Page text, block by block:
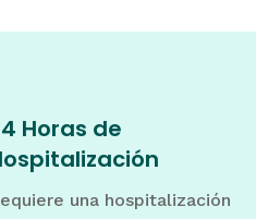
Horas de
una hospitalización